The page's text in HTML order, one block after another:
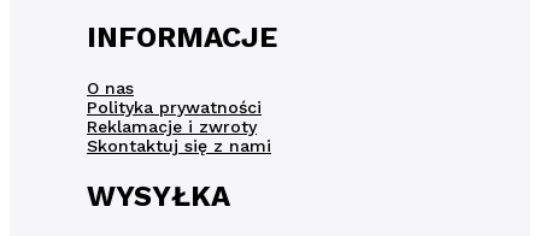
INFORMACJE
O nas
Polityka prywatności
Reklamacje i zwroty
Skontaktuj się z nami
WYSYŁKA